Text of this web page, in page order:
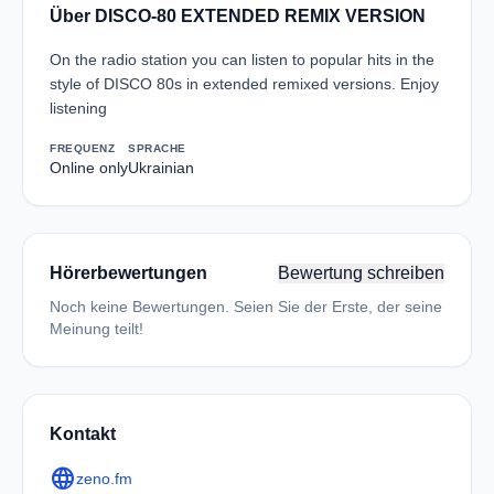
Über DISCO-80 EXTENDED REMIX VERSION
On the radio station you can listen to popular hits in the
style of DISCO 80s in extended remixed versions. Enjoy
listening
FREQUENZ
Online only
SPRACHE
Ukrainian
Hörerbewertungen Bewertung schreiben
Noch keine Bewertungen. Seien Sie der Erste, der seine
Meinung teilt!
Kontakt
languagezeno.fm